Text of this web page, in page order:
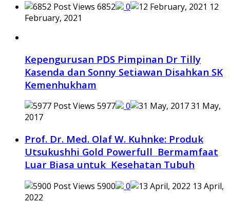
6852
0
12
February, 2021
Kepengurusan PDS Pimpinan Dr Tilly
Kasenda dan Sonny Setiawan Disahkan SK
Kemenhukham
5977 0
31 May,
2017
Prof. Dr. Med. Olaf W. Kuhnke: Produk
Utsukushhi Gold Powerfull Bermamfaat
Luar Biasa untuk Kesehatan Tubuh
5900 0
13 April,
2022